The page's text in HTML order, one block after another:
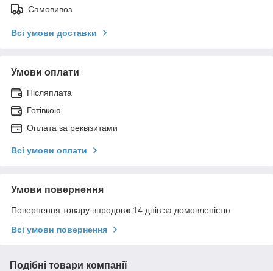
Самовивоз
Всі умови доставки
Умови оплати
Післяплата
Готівкою
Оплата за реквізитами
Всі умови оплати
Умови повернення
Повернення товару впродовж 14 днів за домовленістю
Всі умови повернення
Подібні товари компанії